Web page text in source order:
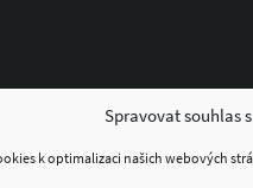
Spravovat souhlas
k optimalizaci našich webových